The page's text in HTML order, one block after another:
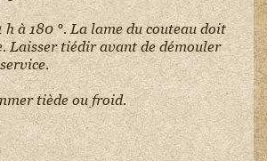
h à 180 °. La lame du couteau doit
Laisser tiédir avant de démouler
tiède ou froid.